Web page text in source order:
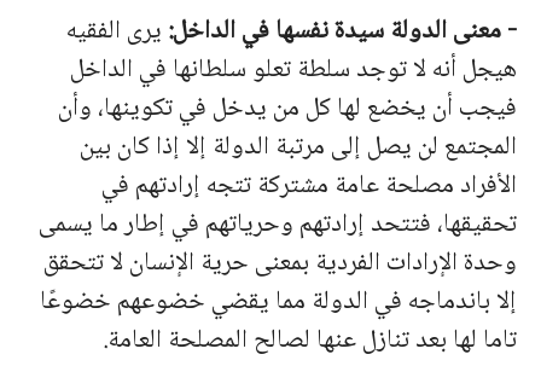
-معنىالدولةسيدةنفسهافيالداخل:يرىالفقيه
هيجلأنهلاتوجدسلطةتعلوسلطانهافيالداخل
فيجبأنيخضع لهاكلمنيدخلفيتكوينها،وأن
المجتمع لنيصلإلىمرتبة الدولة إلاإذاكانبين
الأفرادمصلحةعامة مشتركة تتجه إرادتهم في
تحقيقها، فتتحد إرادتهم وحرياتهم في إطار ما يسمى
وحدة الإرادات الفردية بمعنى حرية الإنسان لا تتحقق
إلا باندماجه في الدولة مما يقضي خضوعهم خضوعًا
تاما لها بعد تنازل عنها لصالح المصلحة العامة.